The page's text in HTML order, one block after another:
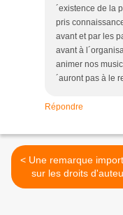
´existence de la
pris
avant et par les
avant à
animer nos
´auront pas à le
Répondre
< Une remarque importante
sur les droits